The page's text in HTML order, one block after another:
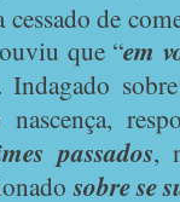
de
que “em
Indagado
passados,
sobre se